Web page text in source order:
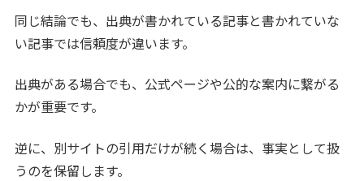
同じ結論でも、出典が書かれている記事と書かれていな
い記事では信頼度が違います。
出典がある場合でも、公式ページや公的な案内に繋がる
かが重要です。
逆に、別サイトの引用だけが続く場合は、事実として扱
うのを保留します。